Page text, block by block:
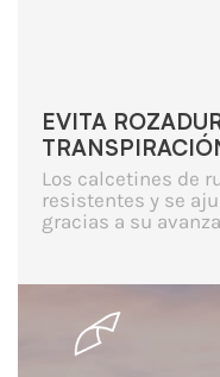
EVITA
Los calcetines de
resistentes y se
gracias a su